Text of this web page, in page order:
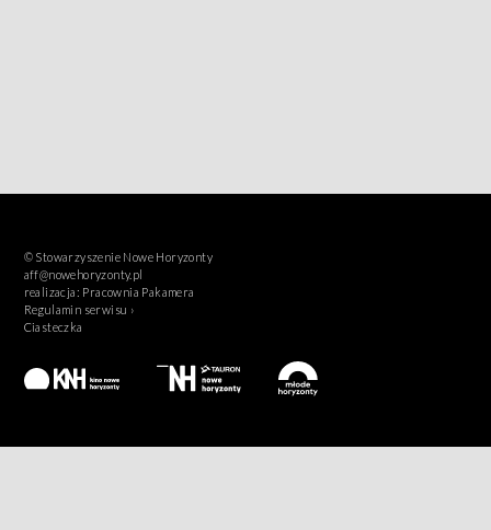
© Stowarzyszenie Nowe Horyzonty
aff@nowehoryzonty.pl
realizacja: Pracownia Pakamera
Regulamin serwisu ›
Ciasteczka